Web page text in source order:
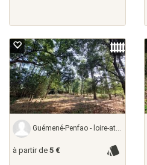
Guémené-Penfao - loire-atlantique,
à partir de 5 €